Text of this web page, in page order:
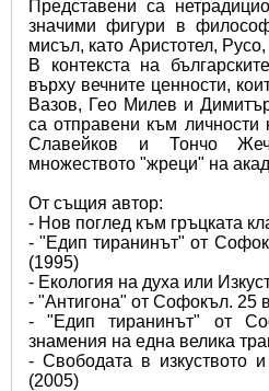
Представени са
значими фигури в
мисъл, като Аристотел,
В контекста на
върху вечните ценности,
Вазов, Гео Милев и
са отправени към
Славейков и Тончо
множеството "жреци" на
От същия автор:
- Нов поглед към гръцката
- "Едип тиранинът" от
(1995)
- Екология на духа или
- "Антигона" от Софокъл. 25
- "Едип тиранинът" от
знамения на една велика
- Свободата в изкуството
(2005)